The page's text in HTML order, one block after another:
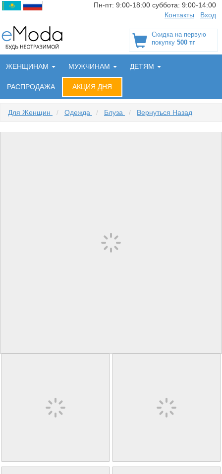
Пн-пт: 9:00-18:00 суббота: 9:00-14:00
Контакты
Вход
Скидка на первую
покупку 500 тг
ЖЕНЩИНАМ МУЖЧИНАМ ДЕТЯМ
РАСПРОДАЖА АКЦИЯ ДНЯ
Для Женщин / Одежда / Блуза / Вернуться Назад